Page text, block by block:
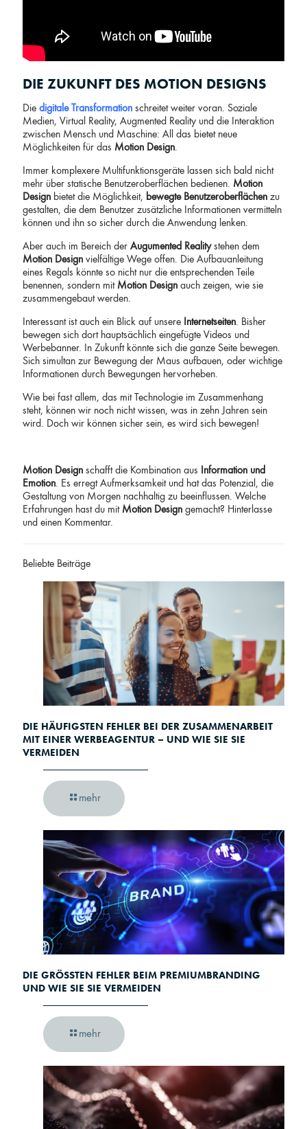
DIE ZUKUNFT DES MOTION DESIGNS
Die digitale Transformation schreitet weiter voran. Soziale
Medien, Virtual Reality, Augmented Reality und die Interaktion
zwischen Mensch und Maschine: All das bietet neue
Möglichkeiten für das Motion Design.
Immer komplexere Multifunktionsgeräte lassen sich bald nicht
mehr über statische Benutzeroberflächen bedienen. Motion
Design bietet die Möglichkeit, bewegte Benutzeroberflächen zu
gestalten, die dem Benutzer zusätzliche Informationen vermitteln
können und ihn so sicher durch die Anwendung lenken.
Aber auch im Bereich der Augumented Realitystehen dem
Motion Design vielfältige Wege offen. Die Aufbauanleitung
eines Regals könnte so nicht nur die entsprechenden Teile
benennen, sondern mit Motion Design auch zeigen, wie sie
zusammengebaut werden.
Interessant ist auch ein Blick auf unsere Internetseiten. Bisher
bewegen sich dort hauptsächlich eingefügte Videos und
Werbebanner. In Zukunft könnte sich die ganze Seite bewegen.
Sich simultan zur Bewegung der Maus aufbauen, oder wichtige
Informationen durch Bewegungen hervorheben.
Wie bei fast allem, das mit Technologie im Zusammenhang
steht, können wir noch nicht wissen, was in zehn Jahren sein
wird. Doch wir können sicher sein, es wird sich bewegen!
Motion Design schafft die Kombination aus
Information und
Emotion. Es erregt Aufmerksamkeit und hat das Potenzial, die
Gestaltung von Morgen nachhaltig zu beeinflussen. Welche
Erfahrungen hast du mit Motion Design gemacht? Hinterlasse
und einen Kommentar.
Beliebte Beiträge
DIE HÄUFIGSTEN FEHLER BEI DER ZUSAMMENARBEIT
MIT EINER WERBEAGENTUR – UND WIE SIE SIE
VERMEIDEN
mehr
DIE GRÖSSTEN FEHLER BEIM PREMIUMBRANDING U
ND WIE SIE SIE VERMEIDEN
mehr